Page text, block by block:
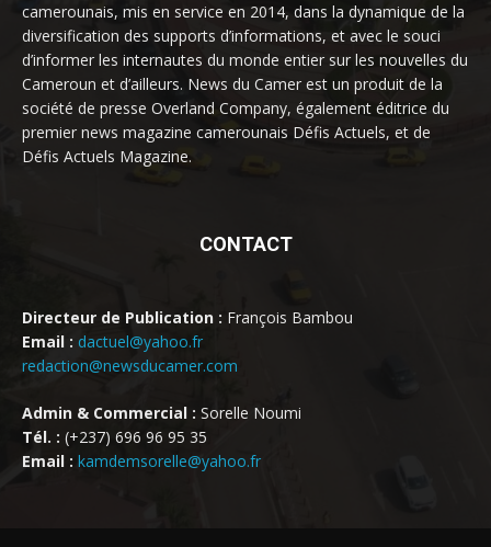
camerounais, mis en service en 2014, dans la dynamique de la
diversification des supports d’informations, et avec le souci
d’informer les internautes du monde entier sur les nouvelles du
Cameroun et d’ailleurs. News du Camer est un produit de la
société de presse Overland Company, également éditrice du
premier news magazine camerounais Défis Actuels, et de
Défis Actuels Magazine.
CONTACT
Directeur de Publication : François Bambou
Email : dactuel@yahoo.fr
redaction@newsducamer.com
Admin & Commercial : Sorelle Noumi
Tél. : (+237) 696 96 95 35
Email : kamdemsorelle@yahoo.fr